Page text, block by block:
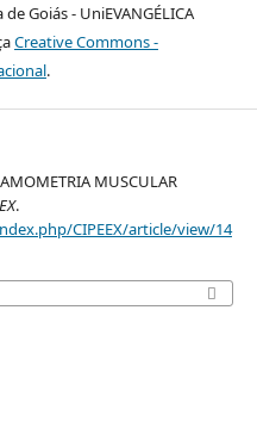
Goiás - UniEVANGÉLICA
Creative Commons -
.
MUSCULAR
.
CIPEEX/article/view/14